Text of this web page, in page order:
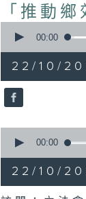
「推動
seconds
14
minutes,
59
seconds
90%
00:00
22/10/
seconds
minutes,
43
00:00
22/10/